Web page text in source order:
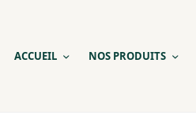
ACCUEIL NOS PRODUITS